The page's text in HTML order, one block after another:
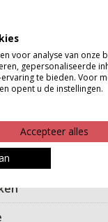
winkel
is dé perfecte
zorgt voor
en
must-have voor
voor analyse van onze
gepersonaliseerde
te bieden. Voor
opent u de instellingen.
Accepteer alles